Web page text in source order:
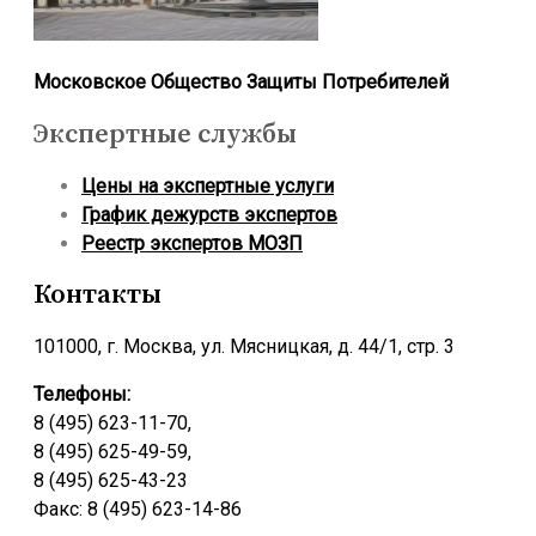
Московское Общество Защиты Потребителей
Экспертные службы
Цены на экспертные услуги
График дежурств экспертов
Реестр экcпертов МОЗП
Контакты
101000, г. Москва, ул. Мясницкая, д. 44/1, стр. 3
Телефоны:
8 (495) 623-11-70,
8 (495) 625-49-59,
8 (495) 625-43-23
Факс: 8 (495) 623-14-86